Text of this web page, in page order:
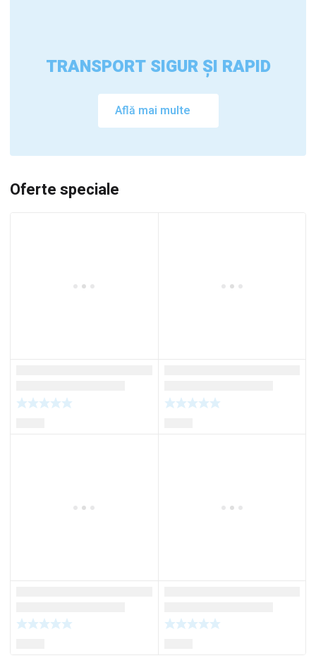
TRANSPORT SIGUR ȘI RAPID
Află mai multe
Oferte speciale